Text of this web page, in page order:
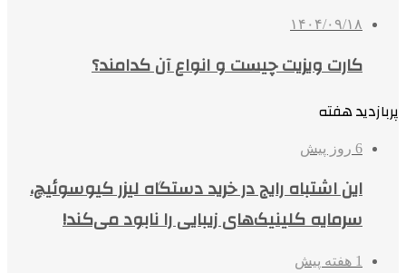
۱۴۰۴/۰۹/۱۸
کارت ویزیت چیست و انواع آن کدامند؟
پربازدید هفته
6 روز پیش
این اشتباه رایج در خرید دستگاه لیزر کیوسوئیچ،
سرمایه کلینیک‌های زیبایی را نابود می‌کند!
1 هفته پیش